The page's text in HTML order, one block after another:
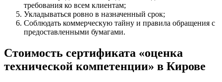
требования ко всем клиентам;
Укладываться ровно в назначенный срок;
Соблюдать коммерческую тайну и правила обращения с
предоставленными бумагами.
Стоимость сертификата «оценка
технической компетенции» в Кирове